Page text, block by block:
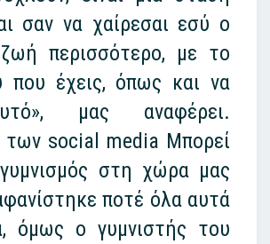
σαν να χαίρεσαι εσύ ο
περισσότερο, με το
έχεις, όπως και να
μας αναφέρει.
των social media Μπορεί
στη χώρα μας
ποτέ όλα αυτά
όμως ο γυμνιστής του